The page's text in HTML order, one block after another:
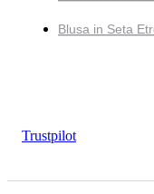
Blusa in Seta
Trustpilot